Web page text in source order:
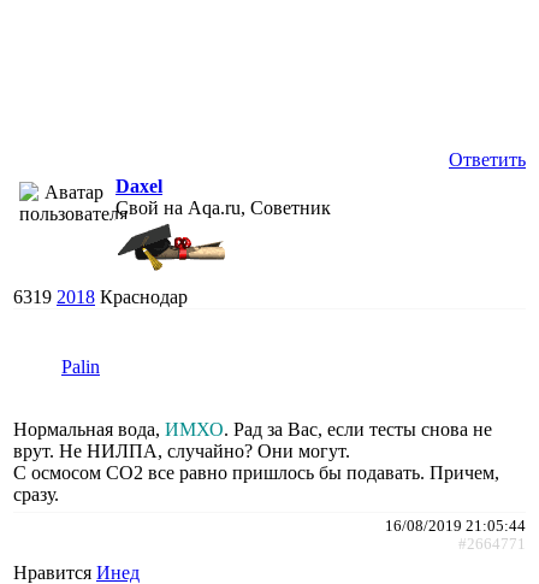
Ответить
Daxel
Свой на Aqa.ru, Советник
6319 2018 Краснодар
Palin
Нормальная вода, ИМХО. Рад за Вас, если тесты снова не
врут. Не НИЛПА, случайно? Они могут.
С осмосом СО2 все равно пришлось бы подавать. Причем,
сразу.
16/08/2019 21:05:44
#2664771
Нравится Инед